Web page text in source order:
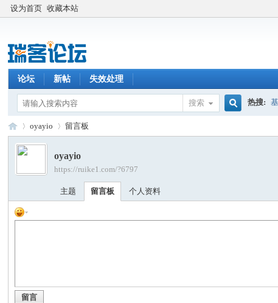
设为首页 收藏本站
论坛 新帖 失效处理
搜索 热搜:
›
oyayio 留言板
oyayio
https://ruike1.com/?6797
主题 留言板 个人资料
留言